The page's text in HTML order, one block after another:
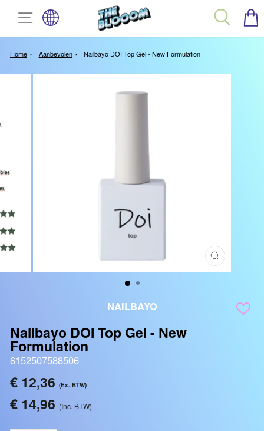
naar
inhoud
TAAL ZOEK
SITE NAVIGATIE
Home Aanbevolen Nailbayo DOI Top Gel - New Formulation
SLUITEN
(ESC)
NAILBAYO
Nailbayo DOI Top Gel - New
Formulation
6152507588506
Reguliere
€ 12,36 (Ex. BTW)
€ 14,96 (Inc. BTW)